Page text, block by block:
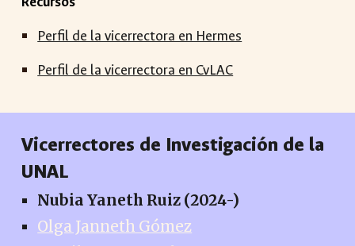
Perfil de la vicerrectora en Hermes
Perfil de la vicerrectora en CvLAC
Vicerrectores de Investigación de la
UNAL
Nubia Yaneth Ruiz (2024-)
Olga Janneth Gómez